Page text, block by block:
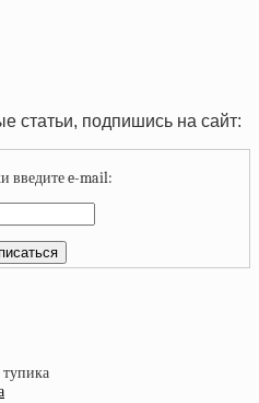
статьи, подпишись на сайт:
введите e-mail: